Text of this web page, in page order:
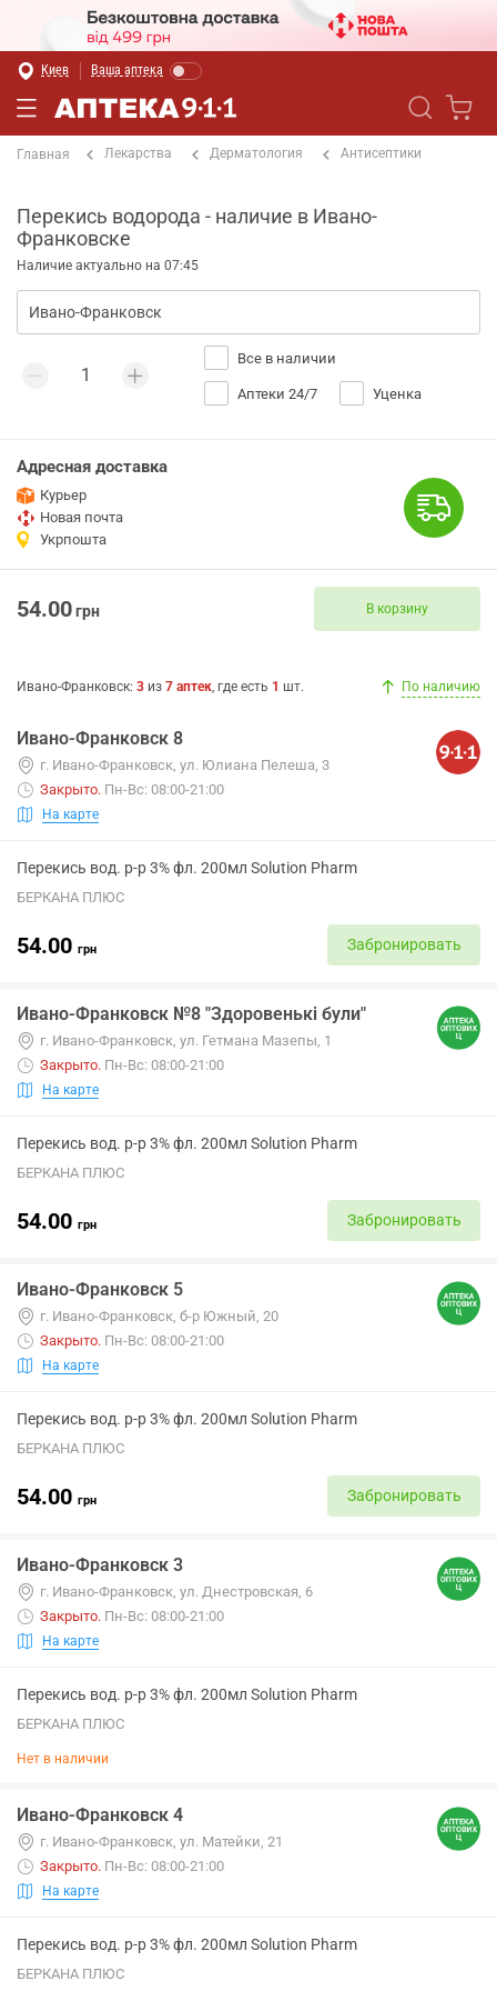
Киев Ваша аптека
Главная Лекарства Дерматология Антисептики
Перекись водорода - наличие в Ивано-
Франковске
Наличие актуально на 07:45
Все в наличии
Аптеки 24/7 Уценка
Адресная доставка
Курьер
Новая почта
Укрпошта
54.00грн В корзину
Ивано-Франковск: 3 из 7 аптек, где есть 1 шт. По наличию
Ивано-Франковск 8
г. Ивано-Франковск, ул. Юлиана Пелеша, 3
Закрыто. Пн-Вс: 08:00-21:00
На карте
Перекись вод. р-р 3% фл. 200мл Solution Pharm
БЕРКАНА ПЛЮС
54.00 грн Забронировать
Ивано-Франковск №8 "Здоровенькі були"
г. Ивано-Франковск, ул. Гетмана Мазепы, 1
Закрыто. Пн-Вс: 08:00-21:00
На карте
Перекись вод. р-р 3% фл. 200мл Solution Pharm
БЕРКАНА ПЛЮС
54.00 грн Забронировать
Ивано-Франковск 5
г. Ивано-Франковск, б-р Южный, 20
Закрыто. Пн-Вс: 08:00-21:00
На карте
Перекись вод. р-р 3% фл. 200мл Solution Pharm
БЕРКАНА ПЛЮС
54.00 грн Забронировать
Ивано-Франковск 3
г. Ивано-Франковск, ул. Днестровская, 6
Закрыто. Пн-Вс: 08:00-21:00
На карте
Перекись вод. р-р 3% фл. 200мл Solution Pharm
БЕРКАНА ПЛЮС
Нет в наличии
Ивано-Франковск 4
г. Ивано-Франковск, ул. Матейки, 21
Закрыто. Пн-Вс: 08:00-21:00
На карте
Перекись вод. р-р 3% фл. 200мл Solution Pharm
БЕРКАНА ПЛЮС